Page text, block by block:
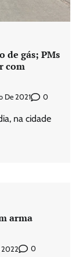
de gás; PMs
com
De 2021 0
na cidade
arma
2022 0